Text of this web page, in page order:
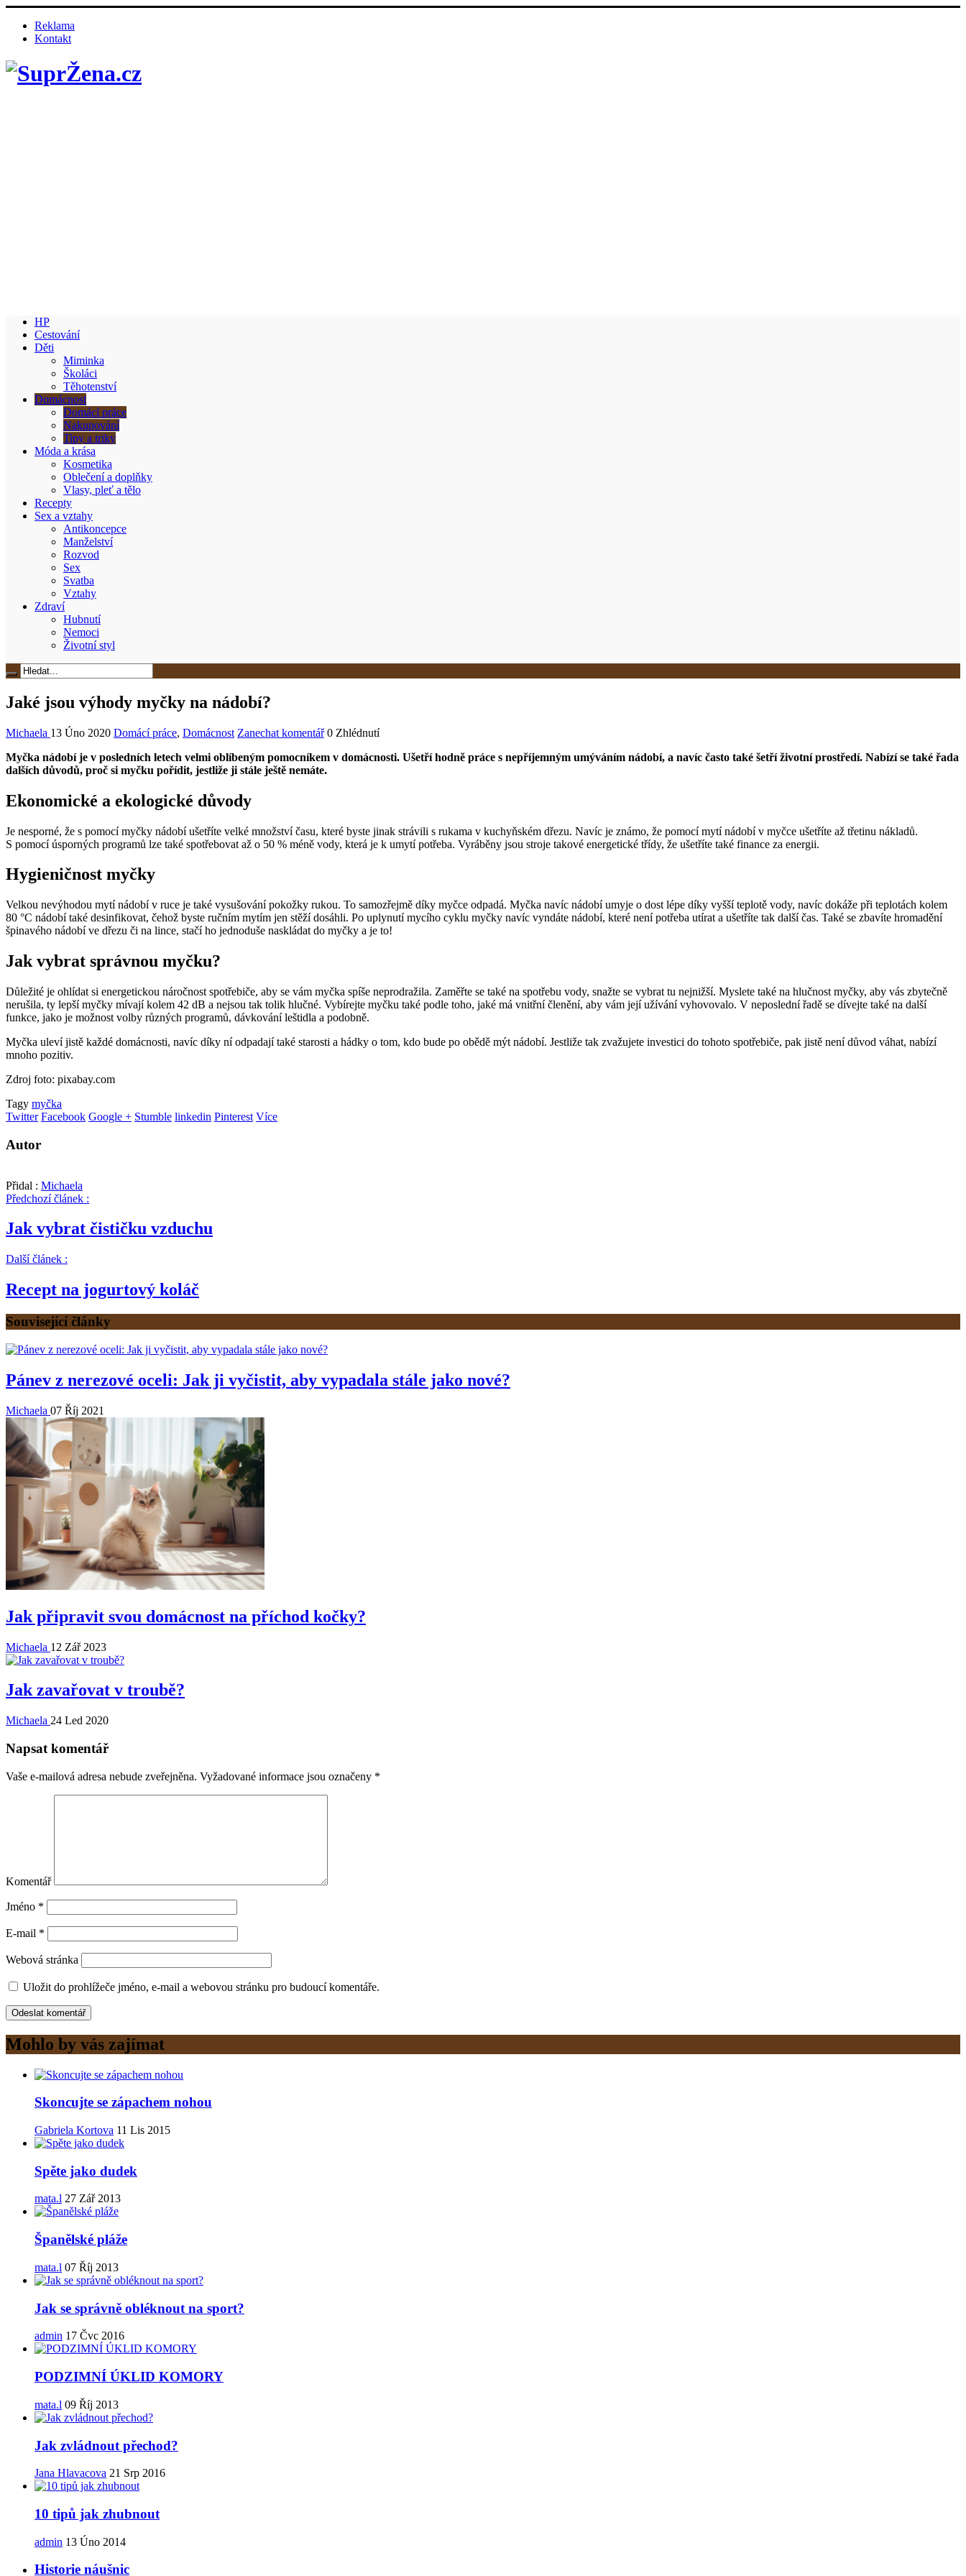
Reklama
Kontakt
HP
Cestování
Děti
Miminka
Školáci
Těhotenství
Domácnost
Domácí práce
Nakupování
Tipy a triky
Móda a krása
Kosmetika
Oblečení a doplňky
Vlasy, pleť a tělo
Recepty
Sex a vztahy
Antikoncepce
Manželství
Rozvod
Sex
Svatba
Vztahy
Zdraví
Hubnutí
Nemoci
Životní styl
Jaké jsou výhody myčky na nádobí?
Michaela 13 Úno 2020 Domácí práce, Domácnost Zanechat komentář 0 Zhlédnutí
Myčka nádobí je v posledních letech velmi oblíbeným pomocníkem v domácnosti. Ušetří hodně práce s nepříjemným umýváním nádobí, a navíc často také šetří životní prostředí. Nabízí se také řada
dalších důvodů, proč si myčku pořídit, jestliže ji stále ještě nemáte.
Ekonomické a ekologické důvody
Je nesporné, že s pomocí myčky nádobí ušetříte velké množství času, které byste jinak strávili s rukama v kuchyňském dřezu. Navíc je známo, že pomocí mytí nádobí v myčce ušetříte až třetinu nákladů.
S pomocí úsporných programů lze také spotřebovat až o 50 % méně vody, která je k umytí potřeba. Vyráběny jsou stroje takové energetické třídy, že ušetříte také finance za energii.
Hygieničnost myčky
Velkou nevýhodou mytí nádobí v ruce je také vysušování pokožky rukou. To samozřejmě díky myčce odpadá. Myčka navíc nádobí umyje o dost lépe díky vyšší teplotě vody, navíc dokáže při teplotách kolem
80 °C nádobí také desinfikovat, čehož byste ručním mytím jen stěží dosáhli. Po uplynutí mycího cyklu myčky navíc vyndáte nádobí, které není potřeba utírat a ušetříte tak další čas. Také se zbavíte hromadění
špinavého nádobí ve dřezu či na lince, stačí ho jednoduše naskládat do myčky a je to!
Jak vybrat správnou myčku?
Důležité je ohlídat si energetickou náročnost spotřebiče, aby se vám myčka spíše neprodražila. Zaměřte se také na spotřebu vody, snažte se vybrat tu nejnižší. Myslete také na hlučnost myčky, aby vás zbytečně
nerušila, ty lepší myčky mívají kolem 42 dB a nejsou tak tolik hlučné. Vybírejte myčku také podle toho, jaké má vnitřní členění, aby vám její užívání vyhovovalo. V neposlední řadě se dívejte také na další
funkce, jako je možnost volby různých programů, dávkování leštidla a podobně.
Myčka uleví jistě každé domácnosti, navíc díky ní odpadají také starosti a hádky o tom, kdo bude po obědě mýt nádobí. Jestliže tak zvažujete investici do tohoto spotřebiče, pak jistě není důvod váhat, nabízí
mnoho pozitiv.
Zdroj foto: pixabay.com
Tagy myčka
Twitter Facebook Google + Stumble linkedin Pinterest Více
Autor
Přidal : Michaela
Předchozí článek :
Jak vybrat čističku vzduchu
Další článek :
Recept na jogurtový koláč
Související články
Pánev z nerezové oceli: Jak ji vyčistit, aby vypadala stále jako nové?
Michaela 07 Říj 2021
Jak připravit svou domácnost na příchod kočky?
Michaela 12 Zář 2023
Jak zavařovat v troubě?
Michaela 24 Led 2020
Napsat komentář
Vaše e-mailová adresa nebude zveřejněna. Vyžadované informace jsou označeny *
Komentář
Jméno *
E-mail *
Webová stránka
Uložit do prohlížeče jméno, e-mail a webovou stránku pro budoucí komentáře.
Mohlo by vás zajímat
Skoncujte se zápachem nohou
Gabriela Kortova 11 Lis 2015
Spěte jako dudek
mata.l 27 Zář 2013
Španělské pláže
mata.l 07 Říj 2013
Jak se správně obléknout na sport?
admin 17 Čvc 2016
PODZIMNÍ ÚKLID KOMORY
mata.l 09 Říj 2013
Jak zvládnout přechod?
Jana Hlavacova 21 Srp 2016
10 tipů jak zhubnout
admin 13 Úno 2014
Historie náušnic